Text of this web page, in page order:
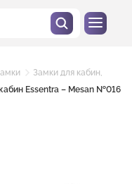
Замки для кабин,
Essentra – Mesan №016